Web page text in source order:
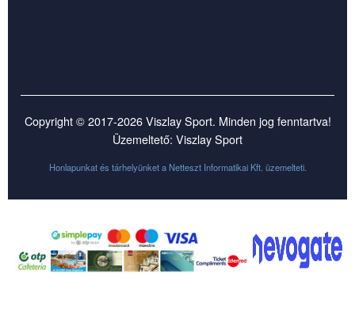
Copyright © 2017-2026 Viszlay Sport. Minden jog fenntartva!
Üzemeltető: Viszlay Sport
Honlapunkat és tárhelyünket a Netteszt Informatikai Kft. üzemelteti.